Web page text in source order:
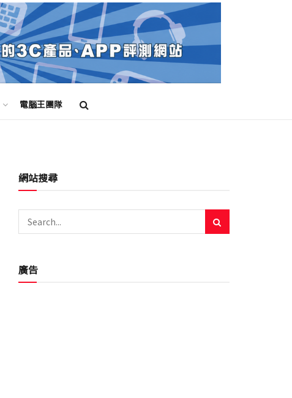
電腦王團隊
網站搜尋
廣告